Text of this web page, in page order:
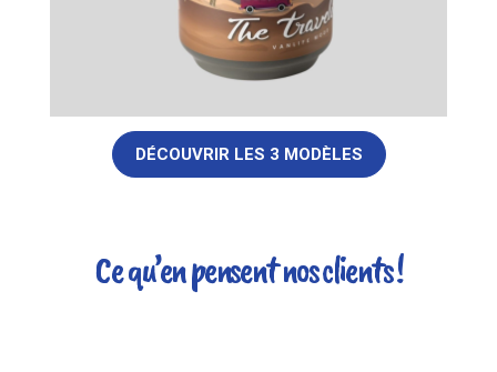
DÉCOUVRIR LES 3 MODÈLES
Ce qu’en pensent nos clients !